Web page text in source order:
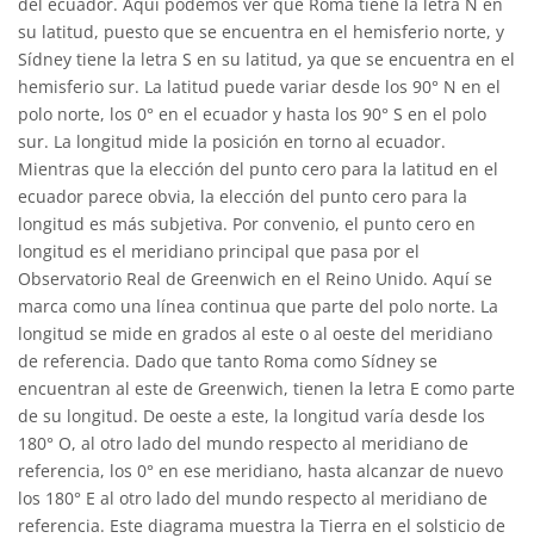
su latitud, puesto que se encuentra en el hemisferio norte, y
Sídney tiene la letra S en su latitud, ya que se encuentra en el
hemisferio sur. La latitud puede variar desde los 90° N en el
polo norte, los 0° en el ecuador y hasta los 90° S en el polo
sur. La longitud mide la posición en torno al ecuador.
Mientras que la elección del punto cero para la latitud en el
ecuador parece obvia, la elección del punto cero para la
longitud es más subjetiva. Por convenio, el punto cero en
longitud es el meridiano principal que pasa por el
Observatorio Real de Greenwich en el Reino Unido. Aquí se
marca como una línea continua que parte del polo norte. La
longitud se mide en grados al este o al oeste del meridiano
de referencia. Dado que tanto Roma como Sídney se
encuentran al este de Greenwich, tienen la letra E como parte
de su longitud. De oeste a este, la longitud varía desde los
180° O, al otro lado del mundo respecto al meridiano de
referencia, los 0° en ese meridiano, hasta alcanzar de nuevo
los 180° E al otro lado del mundo respecto al meridiano de
referencia. Este diagrama muestra la Tierra en el solsticio de